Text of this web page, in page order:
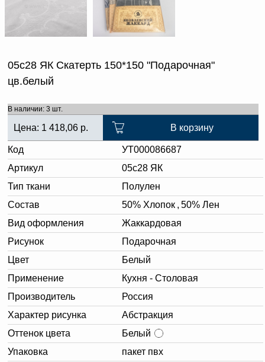
05с28 ЯК Скатерть 150*150 "Подарочная"
цв.белый
В наличии: 3 шт.
Цена: 1 418,06 р. В корзину
Код
УТ000086687
Артикул
05с28 ЯК
Тип ткани
Полулен
Состав
50% Хлопок , 50% Лен
Вид оформления
Жаккардовая
Рисунок
Подарочная
Цвет
Белый
Применение
Кухня - Столовая
Производитель
Россия
Характер рисунка
Абстракция
Оттенок цвета
Белый
Упаковка
пакет пвх